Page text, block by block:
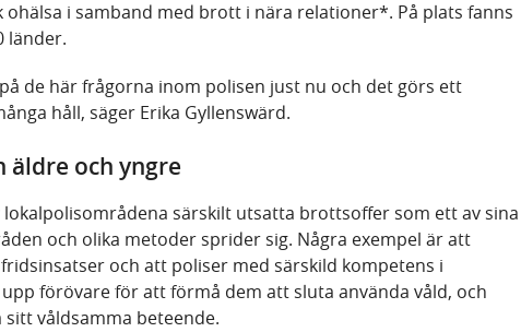
ohälsa i samband med brott i nära relationer*. På plats fanns
länder.
de här frågorna inom polisen just nu och det görs ett
håll, säger Erika Gyllenswärd.
äldre och yngre
lokalpolisområdena särskilt utsatta brottsoffer som ett av sina
och olika metoder sprider sig. Några exempel är att
och att poliser med särskild kompetens i
förövare för att förmå dem att sluta använda våld, och
våldsamma beteende.